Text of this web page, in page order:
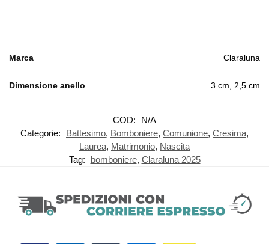
Marca Claraluna
Dimensione anello 3 cm, 2,5 cm
COD:
N/A
Categorie:
Battesimo, Bomboniere, Comunione, Cresima,
Laurea, Matrimonio, Nascita
Tag:
bomboniere, Claraluna 2025